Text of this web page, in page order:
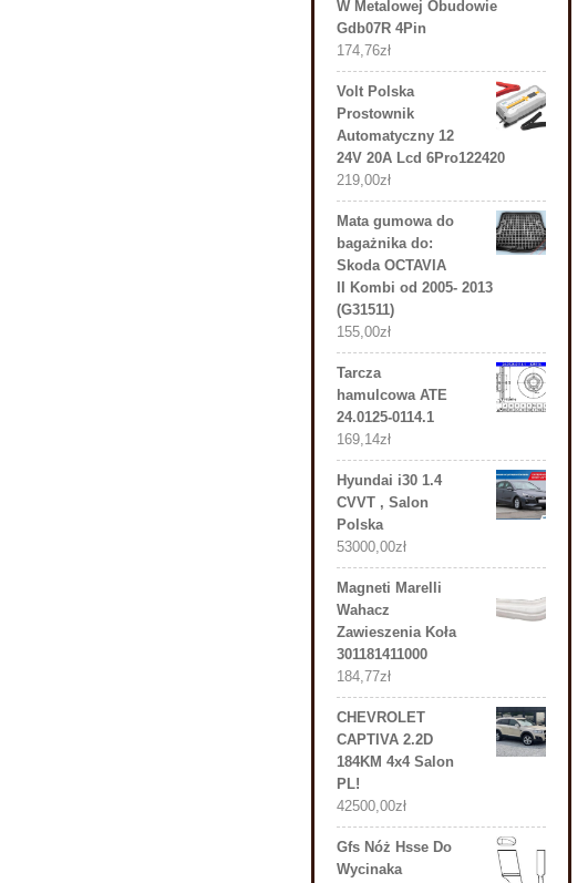
W Metalowej Obudowie
Gdb07R 4Pin
174,76zł
Volt Polska
Prostownik
Automatyczny 12
24V 20A Lcd 6Pro122420
219,00zł
Mata gumowa do
bagażnika do:
Skoda OCTAVIA
II Kombi od 2005- 2013
(G31511)
155,00zł
Tarcza
hamulcowa ATE
24.0125-0114.1
169,14zł
Hyundai i30 1.4
CVVT , Salon
Polska
53000,00zł
Magneti Marelli
Wahacz
Zawieszenia Koła
301181411000
184,77zł
CHEVROLET
CAPTIVA 2.2D
184KM 4x4 Salon
PL!
42500,00zł
Gfs Nóż Hsse Do
Wycinaka